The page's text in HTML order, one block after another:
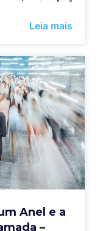
Leia mais
Anel e a
–